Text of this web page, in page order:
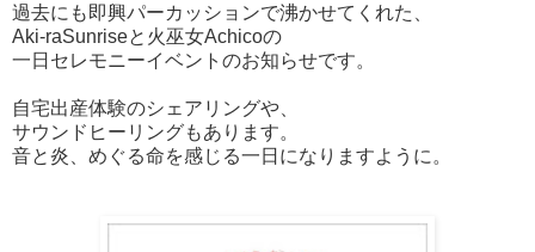
過去にも即興パーカッションで沸かせてくれた、
Aki-raSunriseと火巫女Achicoの
一日セレモニーイベントのお知らせです。
自宅出産体験のシェアリングや、
サウンドヒーリングもあります。
音と炎、めぐる命を感じる一日になりますように。